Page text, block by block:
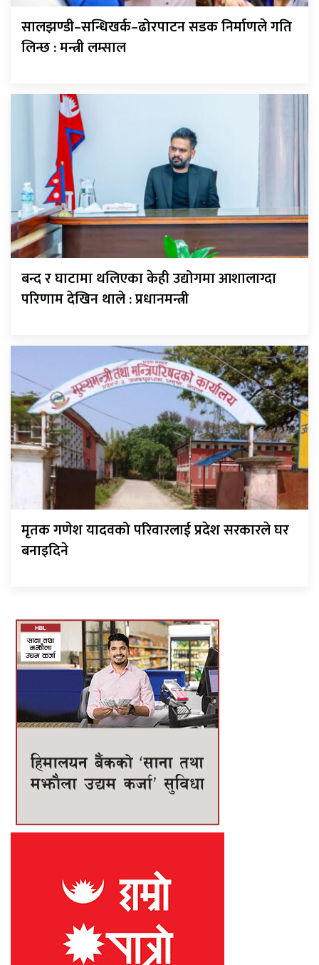
सालझण्डी–सन्धिखर्क–ढोरपाटन सडक निर्माणले गति
लिन्छ : मन्त्री लम्साल
बन्द र घाटामा थलिएका केही उद्योगमा आशालाग्दा
परिणाम देखिन थाले : प्रधानमन्त्री
मृतक गणेश यादवको परिवारलाई प्रदेश सरकारले घर
बनाइदिने